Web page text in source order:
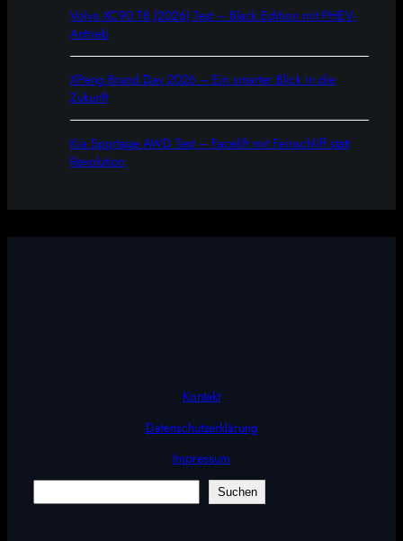
Volvo XC90 T8 (2026) Test – Black Edition mit PHEV-
Antrieb
XPeng Brand Day 2026 – Ein smarter Blick in die
Zukunft
Kia Sportage AWD Test – Facelift mit Feinschliff statt
Revolution
Kontakt
Datenschutzerklärung
Impressum
Suchen